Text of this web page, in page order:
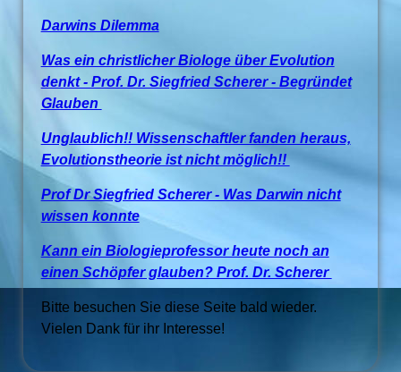
Darwins Dilemma
Was ein christlicher Biologe über Evolution
denkt - Prof. Dr. Siegfried Scherer - Begründet
Glauben
Unglaublich!! Wissenschaftler fanden heraus,
Evolutionstheorie ist nicht möglich!!
Prof Dr Siegfried Scherer - Was Darwin nicht
wissen konnte
Kann ein Biologieprofessor heute noch an
einen Schöpfer glauben? Prof. Dr. Scherer
Bitte besuchen Sie diese Seite bald wieder.
Vielen Dank für ihr Interesse!